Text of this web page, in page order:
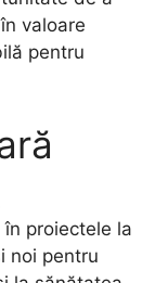
valoare
pentru
proiectele la
noi pentru